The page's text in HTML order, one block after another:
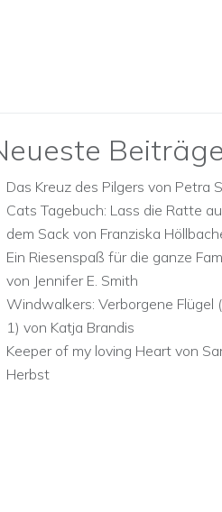
Beiträge
Das Kreuz des Pilgers von Petra
Cats Tagebuch: Lass die Ratte
dem Sack von Franziska
Ein Riesenspaß für die ganze
von Jennifer E. Smith
Windwalkers: Verborgene Flügel
1) von Katja Brandis
Keeper of my loving Heart von
Herbst